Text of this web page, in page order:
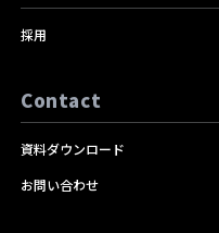
採用
Contact
資料ダウンロード
お問い合わせ